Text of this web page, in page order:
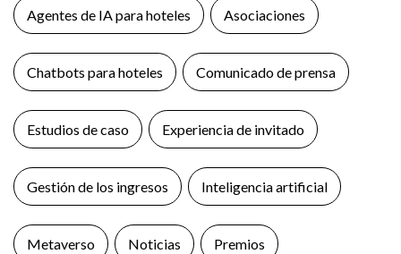
Agentes de IA para hoteles Asociaciones
Chatbots para hoteles Comunicado de prensa
Estudios de caso Experiencia de invitado
Gestión de los ingresos Inteligencia artificial
Metaverso Noticias Premios